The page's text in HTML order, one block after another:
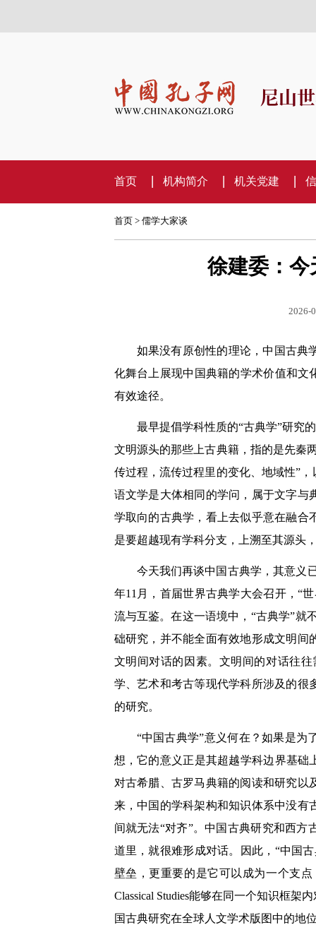
尼山
首页 机构简介 机关党建
首页> 儒学大家谈
徐建委：
2026-
如果没有原创性的理论，中国古典
化舞台上展现中国典籍的学术价值和文
有效途径。
最早提倡学科性质的“古典学”研究
文明源头的那些上古典籍，指的是先秦
传过程，流传过程里的变化、地域性”
语文学是大体相同的学问，属于文字与
学取向的古典学，看上去似乎意在融合
是要超越现有学科分支，上溯至其源头
今天我们再谈中国古典学，其意义
年11月，首届世界古典学大会召开，“
流与互鉴。在这一语境中，“古典学”就
础研究，并不能全面有效地形成文明间
文明间对话的因素。文明间的对话往
学、艺术和考古等现代学科所涉及的很
的研究。
“中国古典学”意义何在？如果是为
想，它的意义正是其超越学科边界基础
对古希腊、古罗马典籍的阅读和研究以
来，中国的学科架构和知识体系中没有
间就无法“对齐”。中国古典研究和西
道里，就很难形成对话。因此，“中国
壁垒，更重要的是它可以成为一个支
Classical Studies能够在同一个知识框
国古典研究在全球人文学术版图中的地